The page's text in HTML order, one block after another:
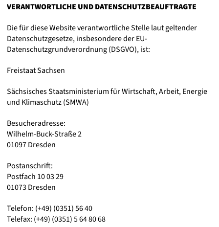
VERANTWORTLICHE UND DATENSCHUTZBEAUFTRAGTE
Die für diese Website verantwortliche Stelle laut geltender
Datenschutzgesetze, insbesondere der EU-
Datenschutzgrundverordnung (DSGVO), ist:
Freistaat Sachsen
Sächsisches Staatsministerium für Wirtschaft, Arbeit, Energie
und Klimaschutz (SMWA)
Besucheradresse:
Wilhelm-Buck-Straße 2
01097 Dresden
Postanschrift:
Postfach 10 03 29
01073 Dresden
Telefon: (+49) (0351) 56 40
Telefax: (+49) (0351) 5 64 80 68